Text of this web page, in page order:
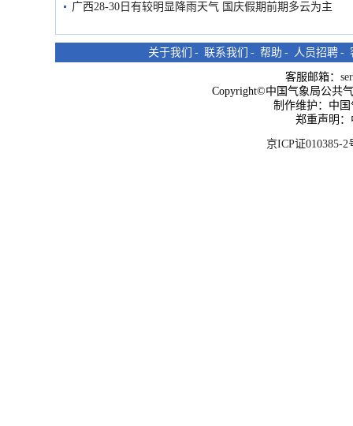
广西28-30日有较明显降雨天气 国庆假期前期多云为主
关于我们 - 联系我们 - 帮助 - 人员招聘 -
客服邮箱：
Copyright©中国气象局公共
制作维护：中
郑重声明
京ICP证010385-2